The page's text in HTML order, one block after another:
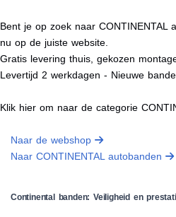
Bent je op zoek naar CONTINENTAL
nu op de juiste website.
Gratis levering thuis, gekozen
Levertijd 2 werkdagen - Nieuwe
Klik hier om naar de categorie
Naar de webshop
Naar CONTINENTAL autobanden
Continental banden: Veiligheid en